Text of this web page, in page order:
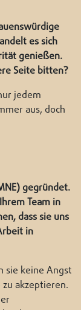
es sich
genießen.
Seite bitten?
jedem
aus, doch
gegründet.
Team in
dass sie uns
in
sie keine Angst
akzeptieren.